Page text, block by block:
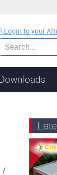
Login to your
/